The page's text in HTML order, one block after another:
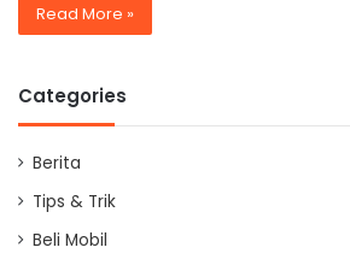
Read More »
Categories
Berita
Tips & Trik
Beli Mobil